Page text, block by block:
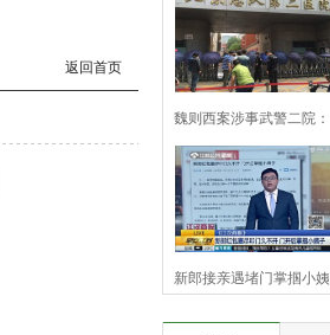
返回首页
魏则西案涉事武警二院：
保安用雨伞挡
新郎接亲遇堵门掌掴小姨